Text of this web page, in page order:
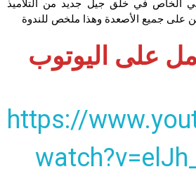
الخاص في خلق جيل جديد من التلاميذ
على جميع الأصعدة وهذا ملخص للندوة
على اليوتوب
https://